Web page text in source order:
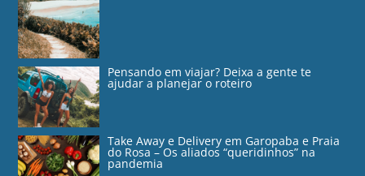
Pensando em viajar? Deixa a gente te
ajudar a planejar o roteiro
Take Away e Delivery em Garopaba e Praia
do Rosa – Os aliados “queridinhos” na
pandemia